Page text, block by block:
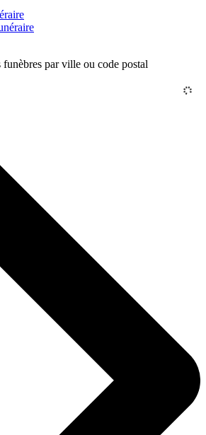
funèbres par ville ou code postal